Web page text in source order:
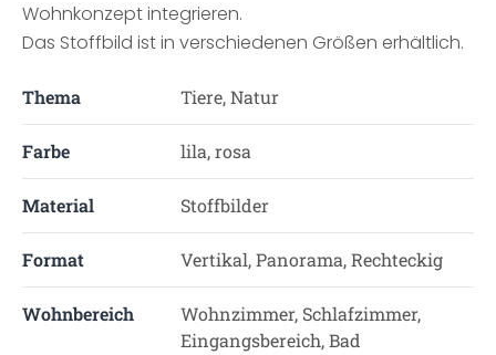
Wohnkonzept integrieren.
Das Stoffbild ist in verschiedenen Größen erhältlich.
Thema Tiere, Natur
Farbe lila, rosa
Material Stoffbilder
Format Vertikal, Panorama, Rechteckig
Wohnbereich
Wohnzimmer, Schlafzimmer,
Eingangsbereich, Bad